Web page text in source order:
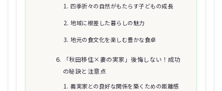
四季折々の自然がもたらす子どもの成長
地域に根差した暮らしの魅力
地元の食文化を楽しむ豊かな食卓
「秋田移住×妻の実家」後悔しない！成功
の秘訣と注意点
義実家との良好な関係を築くための距離感